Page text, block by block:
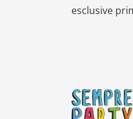
esclusive